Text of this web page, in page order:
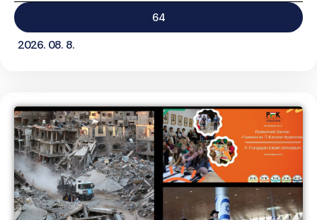
64
2026. 08. 8.